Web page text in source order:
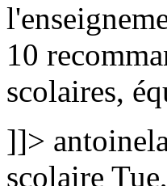
10
scolaires,
]]>
scolaire